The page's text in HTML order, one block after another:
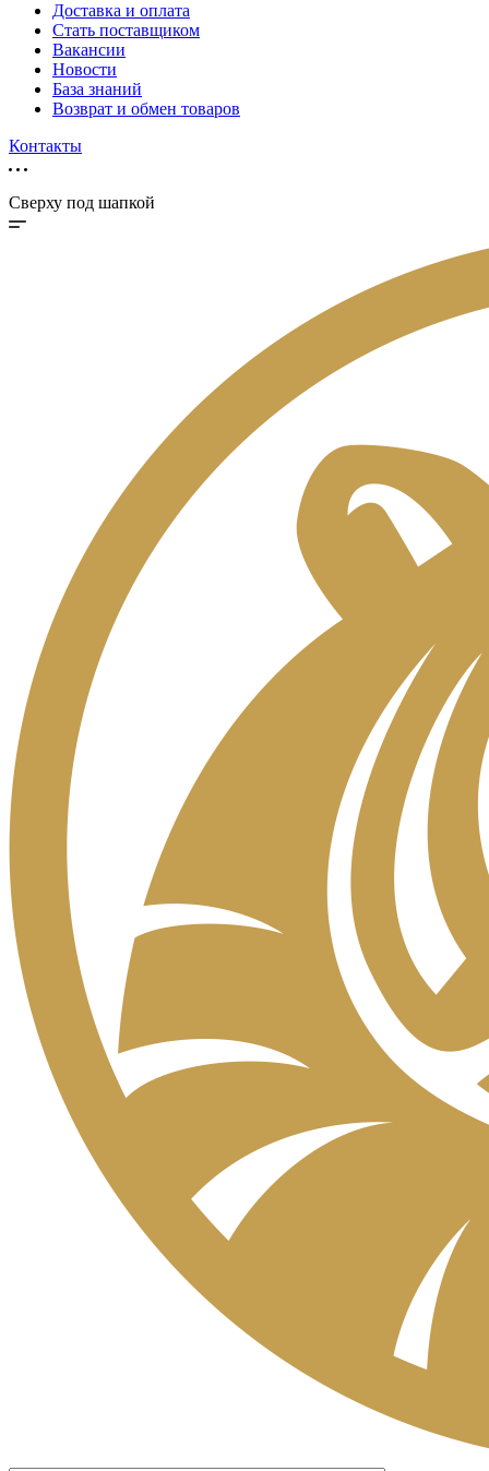
Доставка и оплата
Стать поставщиком
Вакансии
Новости
База знаний
Возврат и обмен товаров
Контакты
Сверху под шапкой